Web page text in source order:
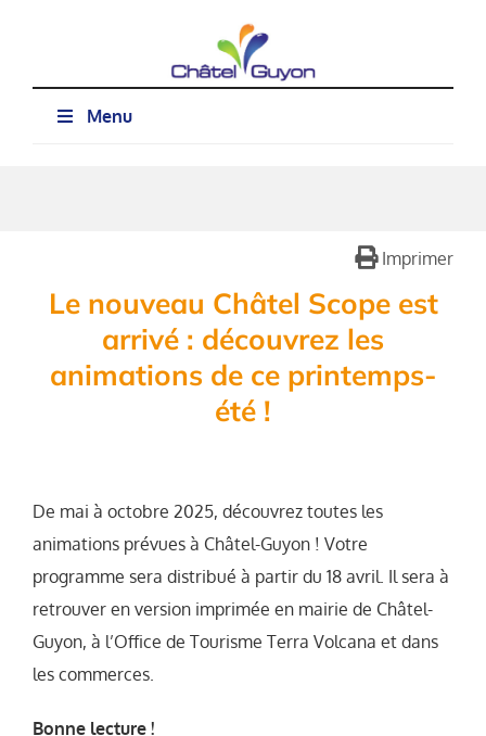
Menu
Imprimer
Le nouveau Châtel Scope est
arrivé : découvrez les
animations de ce printemps-
été !
De mai à octobre 2025, découvrez toutes les
animations prévues à Châtel-Guyon ! Votre
programme sera distribué à partir du 18 avril. Il sera à
retrouver en version imprimée en mairie de Châtel-
Guyon, à l’Office de Tourisme Terra Volcana et dans
les commerces.
Bonne lecture !